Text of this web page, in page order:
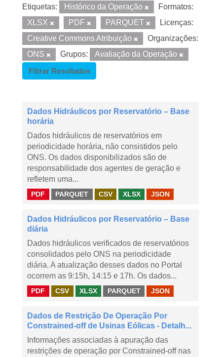
Etiquetas: Histórico da Operação
Formatos:
XLSX
PDF PARQUET
Licenças:
Creative Commons Atribuição
Organizações:
ONS
Grupos:
Avaliação da Operação
Filtrar Resultados
Dados Hidráulicos por Reservatório – Base
horária
Dados hidráulicos de reservatórios em
periodicidade horária, não consistidos pelo
ONS. Os dados disponibilizados são de
responsabilidade dos agentes de geração e
refletem uma...
PDF PARQUET CSV XLSX JSON
Dados Hidráulicos por Reservatório – Base
diária
Dados hidráulicos verificados de reservatórios
consolidados pelo ONS na periodicidade
diária. A atualização desses dados no Portal
ocorrem as 9:15h, 14:15 e 17h. Os dados...
PDF CSV XLSX PARQUET JSON
Dados de Restrição De Operação Por
Constrained-off de Usinas Eólicas - Detalh...
Informações associadas à apuração das
restrições de operação por Constrained-off nas